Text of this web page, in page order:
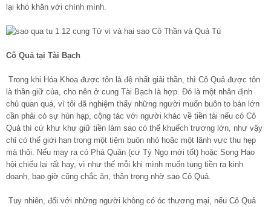
lại khó khăn với chính mình.
Cô Quả tại Tài Bạch
Trong khi Hóa Khoa được tôn là đệ nhất giải thần, thì Cô Quả được tôn
là thần giữ của, cho nên ở cung Tài Bạch là hợp. Đó là một nhân định
chủ quan quá, vì tôi đã nghiệm thấy những người muốn buôn to bán lớn
cần phải có sự hùn hạp, cộng tác với người khác về tiền tài nếu có Cô
Quả thì cứ khư khư giữ tiền làm sao có thể khuếch trương lớn, như vậy
chỉ có thể giới hạn trong một tiệm buôn nhỏ hoặc một lãnh vực thu hẹp
mà thôi. Nếu may ra có Phá Quân (cư Tý Ngọ mới tốt) hoặc Song Hao
hội chiếu lại rất hay, vì như thế mỗi khi mình muốn tung tiền ra kinh
doanh, bao giờ cũng chắc ăn, thận trọng nhờ sao Cô Quả.
Tuy nhiên, đối với những người không có óc thương mại, nếu Cô Quả